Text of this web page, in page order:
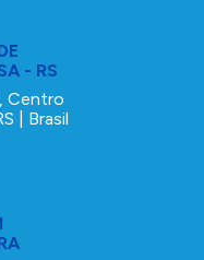
- RS
Centro
| Brasil